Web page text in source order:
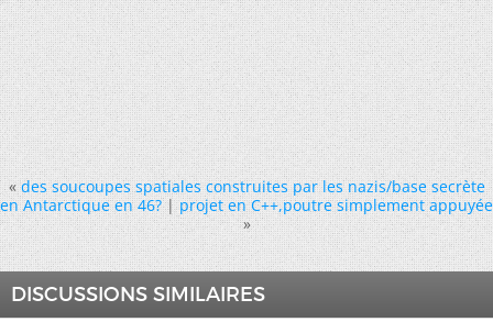
« des soucoupes spatiales construites par les nazis/base secrète
en Antarctique en 46?|projet en C++,poutre simplement appuyée
»
DISCUSSIONS SIMILAIRES